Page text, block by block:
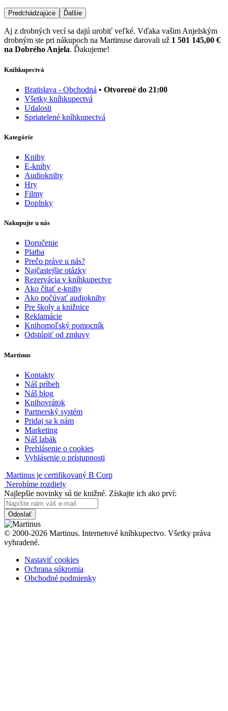
Predchádzajúce Ďalšie
Aj z drobných vecí sa dajú urobiť veľké. Vďaka vašim Anjelským
drobným ste pri nákupoch na Martinuse darovali už 1 501 145,00 €
na Dobrého Anjela. Ďakujeme!
Kníhkupectvá
Bratislava - Obchodná • Otvorené do 21:00
Všetky kníhkupectvá
Udalosti
Spriatelené kníhkupectvá
Kategórie
Knihy
E-knihy
Audioknihy
Hry
Filmy
Doplnky
Nakupujte u nás
Doručenie
Platba
Prečo práve u nás?
Najčastejšie otázky
Rezervácia v kníhkupectve
Ako čítať e-knihy
Ako počúvať audioknihy
Pre školy a knižnice
Reklamácie
Knihomoľský pomocník
Odstúpiť od zmluvy
Martinus
Kontakty
Náš príbeh
Náš blog
Knihovrátok
Partnerský systém
Pridaj sa k nám
Marketing
Náš labák
Prehlásenie o cookies
Vyhlásenie o prístupnosti
Martinus je certifikovaný B Corp
Nerobíme rozdiely
Najlepšie novinky sú tie knižné. Získajte ich ako prví:
Odoslať
© 2000-2026 Martinus. Internetové kníhkupectvo. Všetky práva
vyhradené.
Nastaviť cookies
Ochrana súkromia
Obchodné podmienky